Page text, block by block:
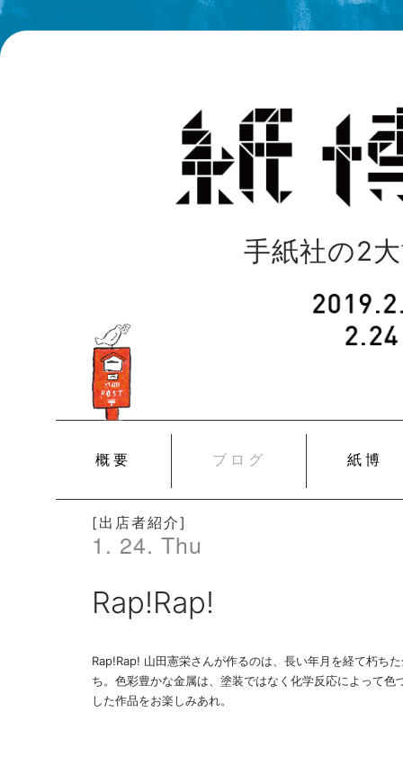
手紙社の2
CONTENT
概要 ブログ 紙博
[出店者紹介]
1. 24. Thu
Rap!Rap!
Rap!Rap! 山田憲栄さんが作るのは、長い年月を経て朽ち
ち。色彩豊かな金属は、塗装ではなく化学反応によって
した作品をお楽しみあれ。